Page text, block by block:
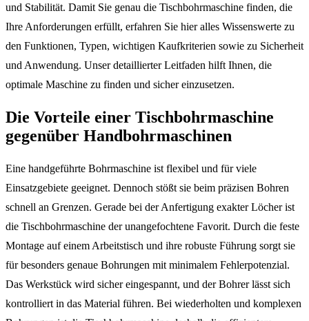
und Stabilität. Damit Sie genau die Tischbohrmaschine finden, die
Ihre Anforderungen erfüllt, erfahren Sie hier alles Wissenswerte zu
den Funktionen, Typen, wichtigen Kaufkriterien sowie zu Sicherheit
und Anwendung. Unser detaillierter Leitfaden hilft Ihnen, die
optimale Maschine zu finden und sicher einzusetzen.
Die Vorteile einer Tischbohrmaschine
gegenüber Handbohrmaschinen
Eine handgeführte Bohrmaschine ist flexibel und für viele
Einsatzgebiete geeignet. Dennoch stößt sie beim präzisen Bohren
schnell an Grenzen. Gerade bei der Anfertigung exakter Löcher ist
die Tischbohrmaschine der unangefochtene Favorit. Durch die feste
Montage auf einem Arbeitstisch und ihre robuste Führung sorgt sie
für besonders genaue Bohrungen mit minimalem Fehlerpotenzial.
Das Werkstück wird sicher eingespannt, und der Bohrer lässt sich
kontrolliert in das Material führen. Bei wiederholten und komplexen